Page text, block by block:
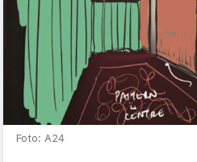
Foto: A24